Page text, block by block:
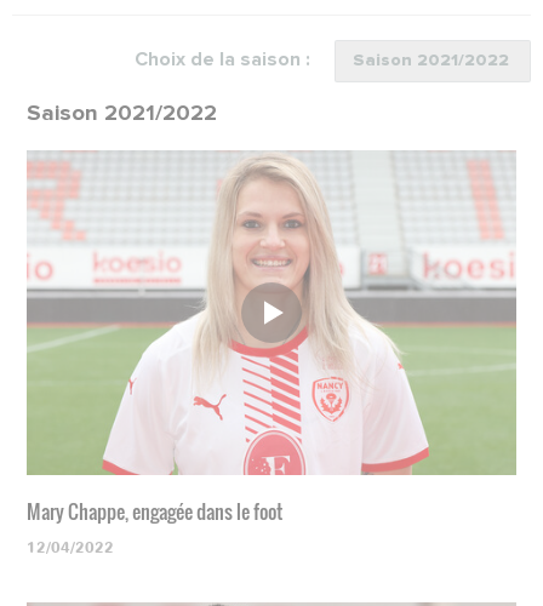
Choix de la saison :
Saison 2021/2022
Mary Chappe, engagée dans le foot
12/04/2022